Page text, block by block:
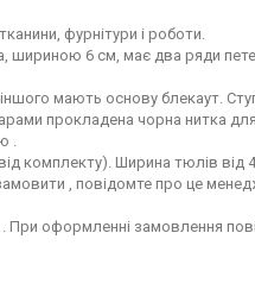
фурнітури і роботи.
шириною 6 см, має два ряди
мають основу блекаут.
прокладена чорна нитка
.
комплекту). Ширина тюлів
, повідомте про це
оформленні замовлення